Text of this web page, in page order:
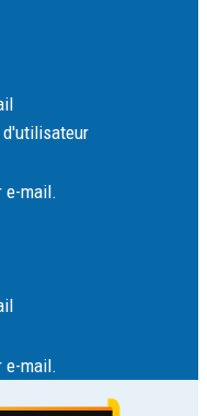
d'utilisateur
e-mail.
e-mail.